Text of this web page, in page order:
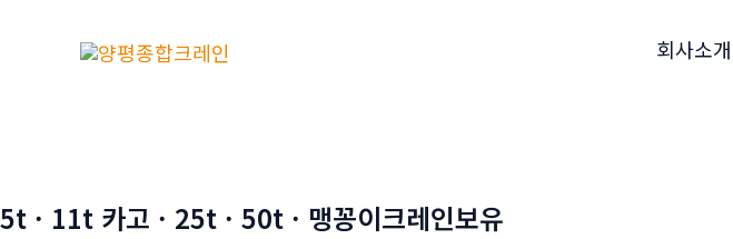
뛰
회사소개
5t · 11t 카고 · 25t · 50t · 맹꽁이크레인보유